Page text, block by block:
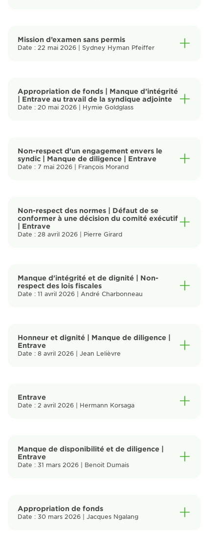
Mission d’examen sans permis
Date : 22 mai 2026 | Sydney Hyman Pfeiffer
Appropriation de fonds | Manque d’intégrité
| Entrave au travail de la syndique adjointe
Date : 20 mai 2026 | Hymie Goldglass
Non-respect d'un engagement envers le
syndic | Manque de diligence | Entrave
Date : 7 mai 2026 | François Morand
Non-respect des normes | Défaut de se
conformer à une décision du comité exécutif
| Entrave
Date : 28 avril 2026 | Pierre Girard
Manque d'intégrité et de dignité | Non-
respect des lois fiscales
Date : 11 avril 2026 | André Charbonneau
Honneur et dignité | Manque de diligence |
Entrave
Date : 8 avril 2026 | Jean Lelièvre
Entrave
Date : 2 avril 2026 | Hermann Korsaga
Manque de disponibilité et de diligence |
Entrave
Date : 31 mars 2026 | Benoit Dumais
Appropriation de fonds
Date : 30 mars 2026 | Jacques Ngalang